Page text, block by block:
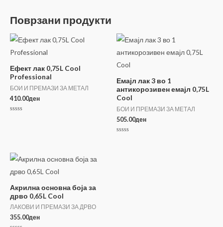
Поврзани продукти
Ефект лак 0,75L Cool
Professional
БОИ И ПРЕМАЗИ ЗА МЕТАЛ
410.00ден
Емајл лак 3 во 1
антикорозивен емајл 0,75L
Cool
БОИ И ПРЕМАЗИ ЗА МЕТАЛ
505.00ден
Акрилна основна боја за
дрво 0,65L Cool
ЛАКОВИ И ПРЕМАЗИ ЗА ДРВО
355.00ден